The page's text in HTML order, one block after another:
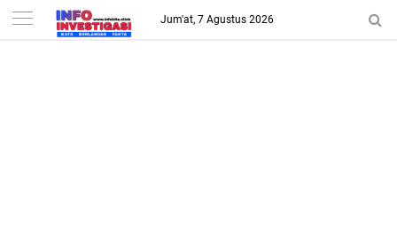
-->
Jum'at, 7 Agustus 2026